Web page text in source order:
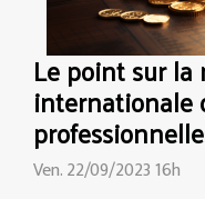
Le point sur
internationale
Ven. 22/09/2023 16h